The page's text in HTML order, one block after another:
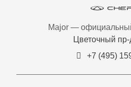
Major —
Цветочный пр-
+7 (495)